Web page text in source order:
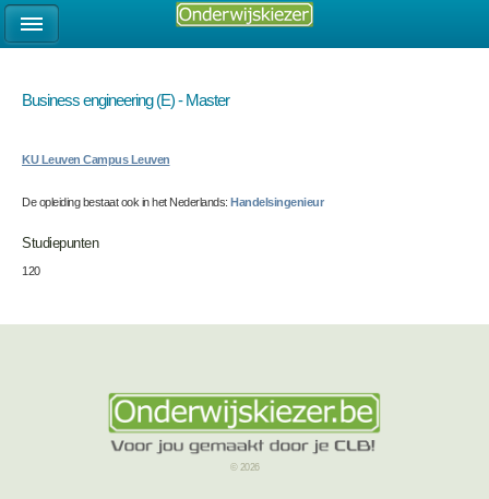
Business engineering (E) - Master
KU Leuven Campus Leuven
De opleiding bestaat ook in het Nederlands: Handelsingenieur
Studiepunten
120
© 2026